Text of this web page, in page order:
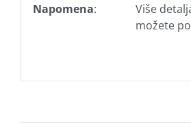
Napomena:
Više
možete